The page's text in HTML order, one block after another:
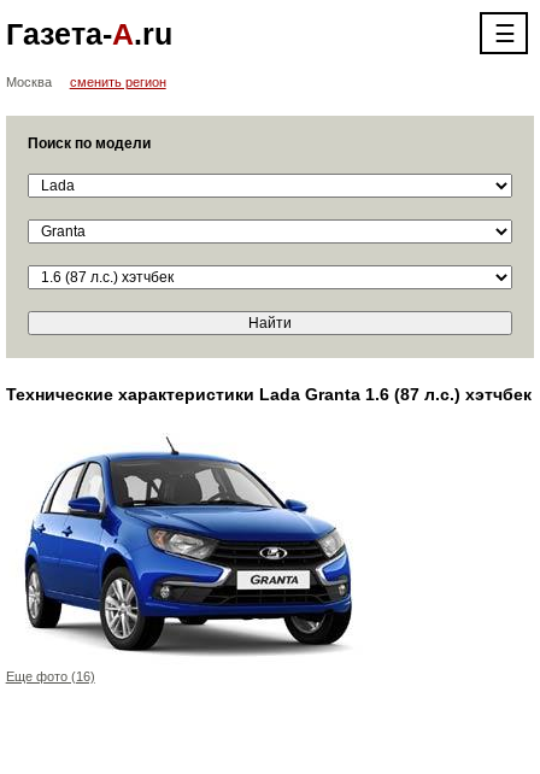
Газета-А.ru ☰
Москва сменить регион
Поиск по модели
Технические характеристики Lada Granta 1.6 (87 л.с.) хэтчбек
Еще фото (16)